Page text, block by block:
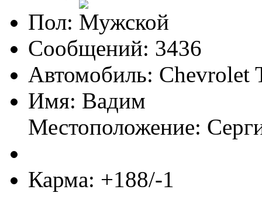
Пол:
Сообщений: 3436
Автомобиль: Chevrolet
Имя: Вадим
Местоположение:
Карма: +188/-1